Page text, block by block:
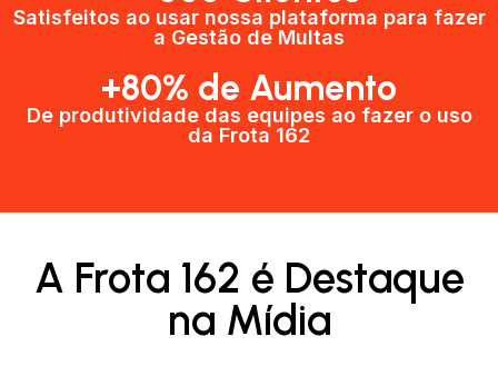
Satisfeitos ao usar nossa plataforma para fazer
a Gestão de Multas​
+80% de Aumento
De produtividade das equipes ao fazer o uso
da Frota 162​
A Frota 162 é Destaque
na Mídia